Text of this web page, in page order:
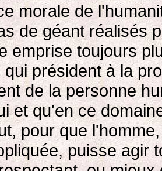
morale de
de géant réalisés
emprise toujours
président à la
de la personne
et qu'en ce
pour que
puisse agir